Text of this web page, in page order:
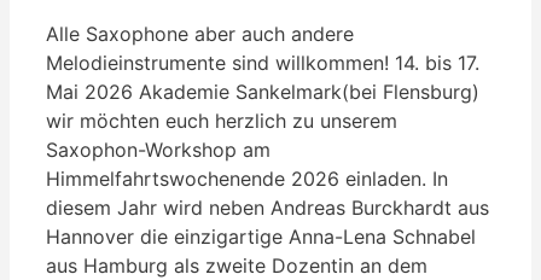
Alle Saxophone aber auch andere
Melodieinstrumente sind willkommen! 14. bis 17.
Mai 2026 Akademie Sankelmark(bei Flensburg)
wir möchten euch herzlich zu unserem
Saxophon-Workshop am
Himmelfahrtswochenende 2026 einladen. In
diesem Jahr wird neben Andreas Burckhardt aus
Hannover die einzigartige Anna-Lena Schnabel
aus Hamburg als zweite Dozentin an dem